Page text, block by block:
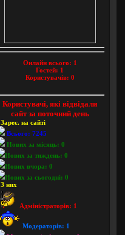
Онлайн всього: 1
Гостей: 1
Користувачів: 0
Користувачі, які відвідали
сайт за поточний день
Зареє. на сайті
Всього: 7245
Нових за місяць: 0
Нових за тиждень: 0
Нових вчора: 0
Нових за сьогодні: 0
З них
Адміністраторів: 1
Модераторів: 1